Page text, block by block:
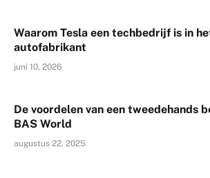
Waarom Tesla een techbedrijf is in
autofabrikant
juni 10, 2026
De voordelen van een tweedehands
BAS World
augustus 22, 2025